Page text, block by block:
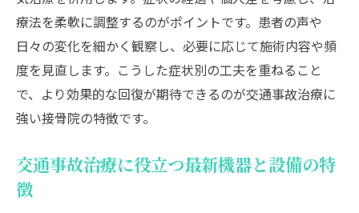
療法を柔軟に調整するのがポイントです。患者の声や
日々の変化を細かく観察し、必要に応じて施術内容や頻
度を見直します。こうした症状別の工夫を重ねること
で、より効果的な回復が期待できるのが交通事故治療に
強い接骨院の特徴です。
交通事故治療に役立つ最新機器と設備の特
徴